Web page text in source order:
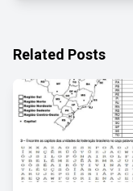
Related Posts